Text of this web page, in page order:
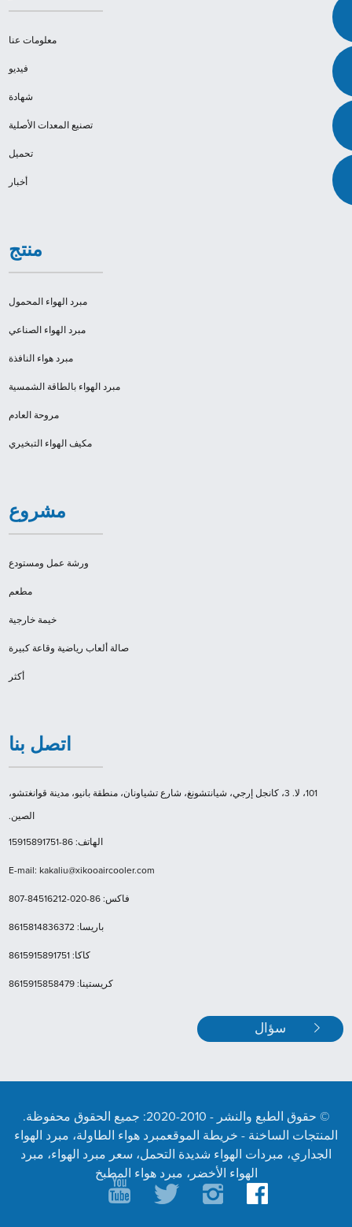
معلومات عنا
فيديو
شهادة
تصنيع المعدات الأصلية
تحميل
أخبار
منتج
مبرد الهواء المحمول
مبرد الهواء الصناعي
مبرد هواء النافذة
مبرد الهواء بالطاقة الشمسية
مروحة العادم
مكيف الهواء التبخيري
مشروع
ورشة عمل ومستودع
مطعم
خيمة خارجية
صالة ألعاب رياضية وقاعة كبيرة
أكثر
اتصل بنا
101، لا. 3، كانجل إرجي، شيانتشونغ، شارع تشياونان، منطقة بانيو، مدينة قوانغتشو،
الصين.
الهاتف: 86-15915891751
E-mail: kakaliu@xikooaircooler.com
فاكس: 86-020-84516212-807
باريسا: 8615814836372
كاكا: 8615915891751
كريستينا: 8615915858479
سؤال
© حقوق الطبع والنشر - 2010-2020: جميع الحقوق محفوظة.
المنتجات الساخنة - خريطة الموقعمبرد هواء الطاولة، مبرد الهواء
الجداري، مبردات الهواء شديدة التحمل، سعر مبرد الهواء، مبرد
الهواء الأخضر، مبرد هواء المطبخ